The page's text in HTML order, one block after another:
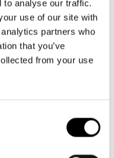
to analyse our traffic.
use of our site with
partners who
that you’ve
from your use
Per la privacy e